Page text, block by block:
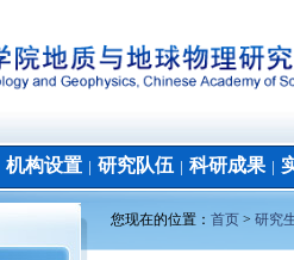
机构设置 研究队伍 科研成果│
您现在的位置： 首页 > 研究